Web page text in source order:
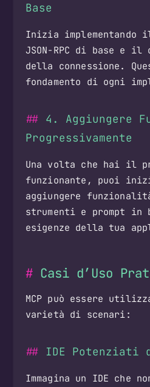
Base
Inizia implementando
JSON-RPC di base e
della connessione.
fondamento di ogni
4. Aggiungere
Progressivamente
Una volta che hai il
funzionante, puoi
aggiungere
strumenti e prompt in
esigenze della tua
Casi d’Uso
MCP può essere
varietà di scenari:
IDE Potenziati
Immagina un IDE che